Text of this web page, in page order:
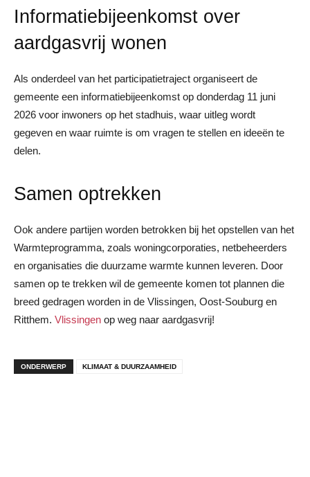
Informatiebijeenkomst over
aardgasvrij wonen
Als onderdeel van het participatietraject organiseert de
gemeente een informatiebijeenkomst op donderdag 11 juni
2026 voor inwoners op het stadhuis, waar uitleg wordt
gegeven en waar ruimte is om vragen te stellen en ideeën te
delen.
Samen optrekken
Ook andere partijen worden betrokken bij het opstellen van het
Warmteprogramma, zoals woningcorporaties, netbeheerders
en organisaties die duurzame warmte kunnen leveren. Door
samen op te trekken wil de gemeente komen tot plannen die
breed gedragen worden in de Vlissingen, Oost-Souburg en
Ritthem. Vlissingen op weg naar aardgasvrij!
ONDERWERP KLIMAAT & DUURZAAMHEID